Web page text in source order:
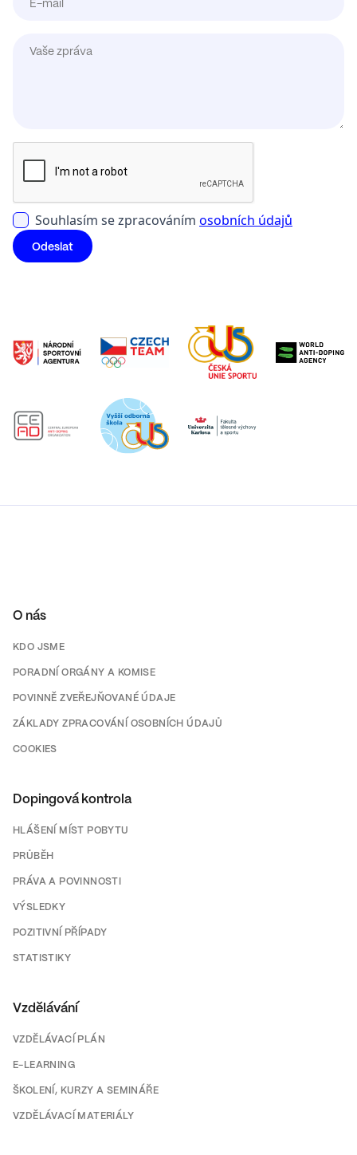
Souhlasím se zpracováním osobních údajů
O nás
KDO JSME
PORADNÍ ORGÁNY A KOMISE
POVINNĚ ZVEŘEJŇOVANÉ ÚDAJE
ZÁKLADY ZPRACOVÁNÍ OSOBNÍCH ÚDAJŮ
COOKIES
Dopingová kontrola
HLÁŠENÍ MÍST POBYTU
PRŮBĚH
PRÁVA A POVINNOSTI
VÝSLEDKY
POZITIVNÍ PŘÍPADY
STATISTIKY
Vzdělávání
VZDĚLÁVACÍ PLÁN
E-LEARNING
ŠKOLENÍ, KURZY A SEMINÁŘE
VZDĚLÁVACÍ MATERIÁLY